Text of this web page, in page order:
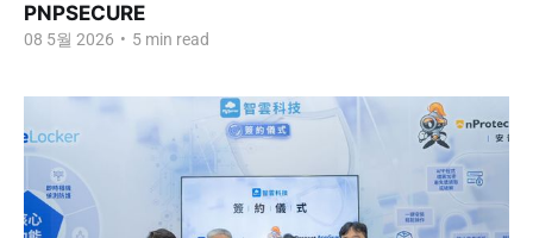
PNPSECURE
08 5월 2026 • 5 min read